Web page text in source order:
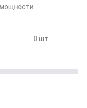
мощности
0 шт.